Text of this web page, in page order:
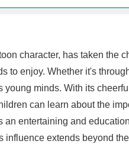
character, has taken the
to enjoy. Whether it's
young minds. With its
can learn about the
an entertaining and
influence extends beyond